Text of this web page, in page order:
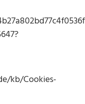
kb/Cookies-